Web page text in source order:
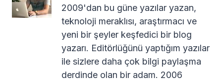
2009'dan bu güne yazılar yazan,
teknoloji meraklısı, araştırmacı ve
yeni bir şeyler keşfedici bir blog
yazarı. Editörlüğünü yaptığım yazılar
ile sizlere daha çok bilgi paylaşma
derdinde olan bir adam. 2006